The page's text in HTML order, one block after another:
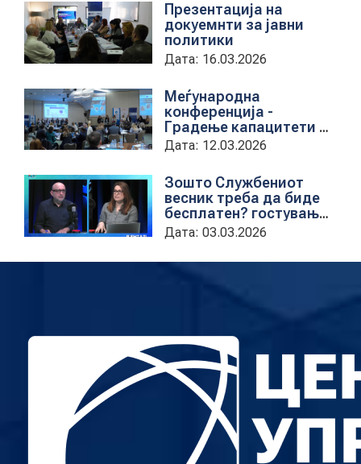
КОНТАКТ
Новост
Презентација на
докуемнти за јавни
политики
Дата: 16.03.2026
Меѓународна
конференција -
Градење капацитети на
институциите за обука
на државни
службеници
Дата: 12.03.2026
Зошто Службениот
весник треба да биде
бесплатен? гостување
на проектната
кородинаторка во ЦУП
Анета Иванова
поткастот Rishatzi
Дата: 03.03.2026